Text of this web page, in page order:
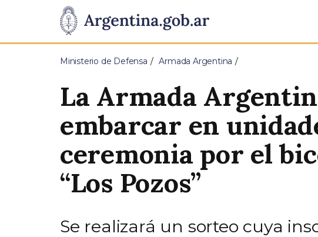
Presidencia
de
Pasar al contenido principal
Ministerio de Defensa Armada Argentina
La Armada
embarcar en
ceremonia por el
“Los Pozos”
Se realizará un sorteo cuya